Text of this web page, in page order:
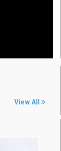
View All